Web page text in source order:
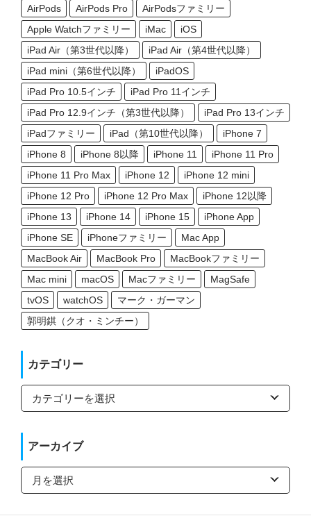
AirPods AirPods Pro
AirPodsファミリー
Apple Watchファミリー
iMac
iOS
iPad Air（第3世代以降）
iPad Air（第4世代以降）
iPad mini（第6世代以降）
iPadOS
iPad Pro 10.5インチ
iPad Pro 11インチ
iPad Pro 12.9インチ（第3世代以降）
iPad Pro 13インチ
iPadファミリー
iPad（第10世代以降）
iPhone 7
iPhone 8
iPhone 8以降 iPhone 11
iPhone 11 Pro
iPhone 11 Pro Max
iPhone 12
iPhone 12 mini
iPhone 12 Pro
iPhone 12 Pro Max
iPhone 12以降
iPhone 13
iPhone 14 iPhone 15
iPhone App
iPhone SE
iPhoneファミリー
Mac App
MacBook Air
MacBook Pro
MacBookファミリー
Mac mini
macOS Macファミリー
MagSafe
tvOS
watchOS
マーク・ガーマン
郭明錤（クオ・ミンチー）
カテゴリー
カ
ゴ
ー
アーカイブ
ア
カ
ブ